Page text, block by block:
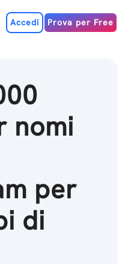
Accedi Prova per Free
nomi
per
di